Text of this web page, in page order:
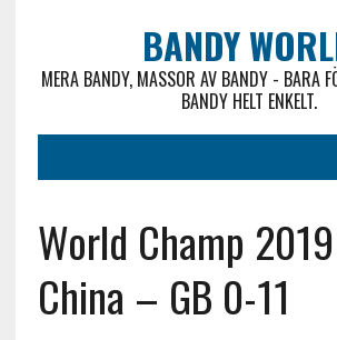
BANDY
MERA BANDY, MASSOR AV BANDY - BARA
BANDY HELT ENKELT.
World Champ
China – GB 0-11